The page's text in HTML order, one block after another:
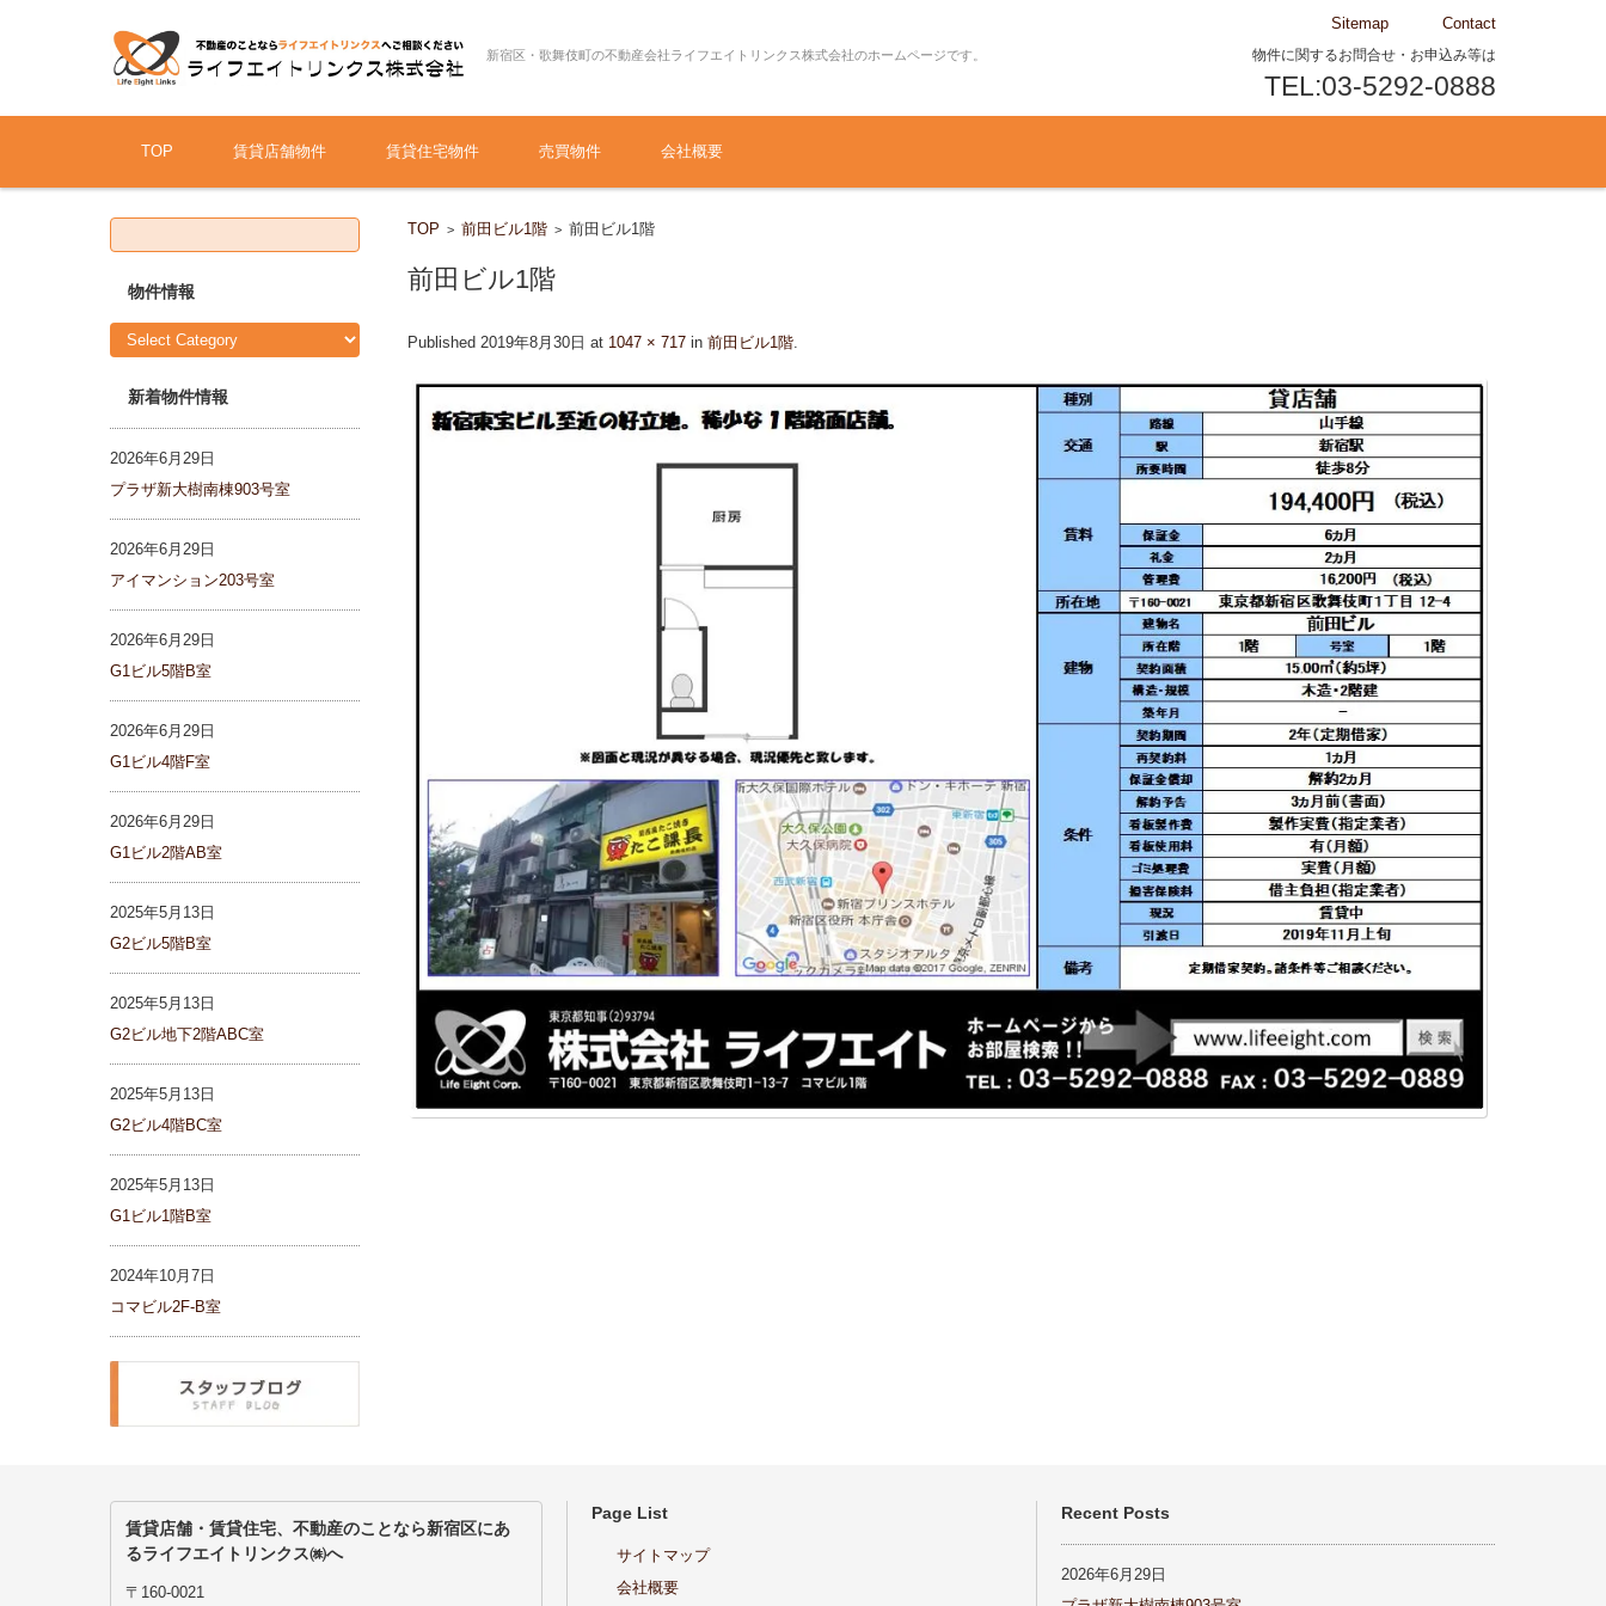
新宿区・歌舞伎町の不動産会社ライフエイトリンクス株式会社のホームページです。
Sitemap Contact
物件に関するお問合せ・お申込み等は
TEL:03-5292-0888
Skip to content
TOP
賃貸店舗物件 賃貸住宅物件 売買物件 会社概要
TOP > 前田ビル1階> 前田ビル1階
前田ビル1階
Published 2019年8月30日 at 1047 × 717in 前田ビル1階.
S
a
物件情報
物
情
新着物件情報
2026年6月29日
プラザ新大樹南棟903号室
2026年6月29日
アイマンション203号室
2026年6月29日
G1ビル5階B室
2026年6月29日
G1ビル4階F室
2026年6月29日
G1ビル2階AB室
2025年5月13日
G2ビル5階B室
2025年5月13日
G2ビル地下2階ABC室
2025年5月13日
G2ビル4階BC室
2025年5月13日
G1ビル1階B室
2024年10月7日
コマビル2F-B室
賃貸店舗・賃貸住宅、不動産のことなら新宿区にあ
るライフエイトリンクス㈱へ
〒160-0021
Page List
サイトマップ
会社概要
Recent Posts
2026年6月29日